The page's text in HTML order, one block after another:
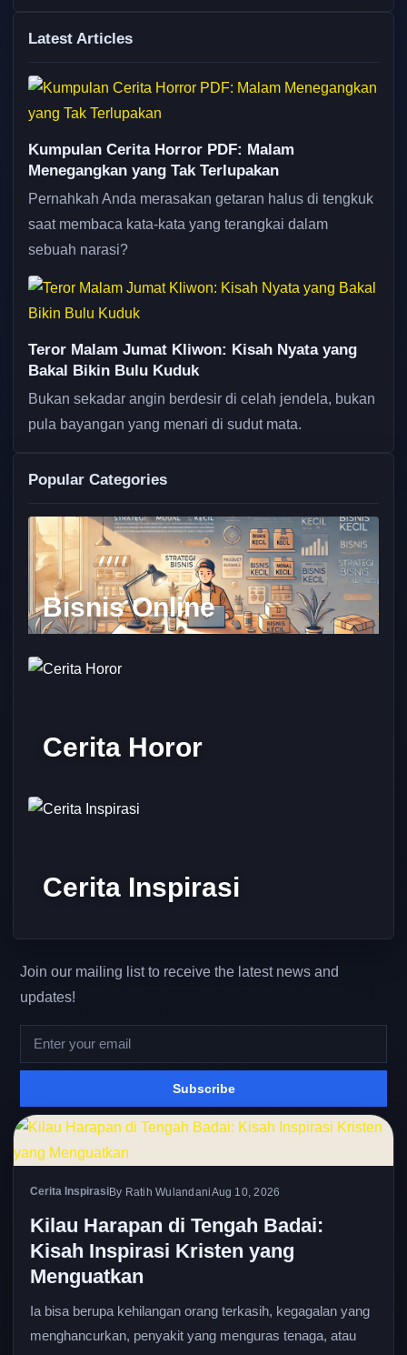
Latest Articles
Kumpulan Cerita Horror PDF: Malam
Menegangkan yang Tak Terlupakan
Pernahkah Anda merasakan getaran halus di tengkuk
saat membaca kata-kata yang terangkai dalam
sebuah narasi?
Teror Malam Jumat Kliwon: Kisah Nyata yang
Bakal Bikin Bulu Kuduk
Bukan sekadar angin berdesir di celah jendela, bukan
pula bayangan yang menari di sudut mata.
Popular Categories
Bisnis Online
Cerita Horor
Cerita Inspirasi
Join our mailing list to receive the latest news and
updates!
Subscribe
Cerita InspirasiBy Ratih WulandaniAug 10, 2026
Kilau Harapan di Tengah Badai:
Kisah Inspirasi Kristen yang
Menguatkan
Ia bisa berupa kehilangan orang terkasih, kegagalan yang
menghancurkan, penyakit yang menguras tenaga, atau